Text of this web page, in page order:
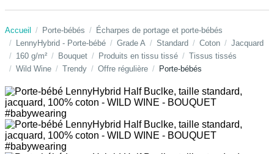
Accueil Porte-bébés
Écharpes de portage et porte-bébés
LennyHybrid - Porte-bébé
Grade A Standard Coton
Jacquard
160 g/m²
Bouquet Produits en tissu tissé
Tissus tissés
Wild Wine
Trendy Offre régulière Porte-bébés